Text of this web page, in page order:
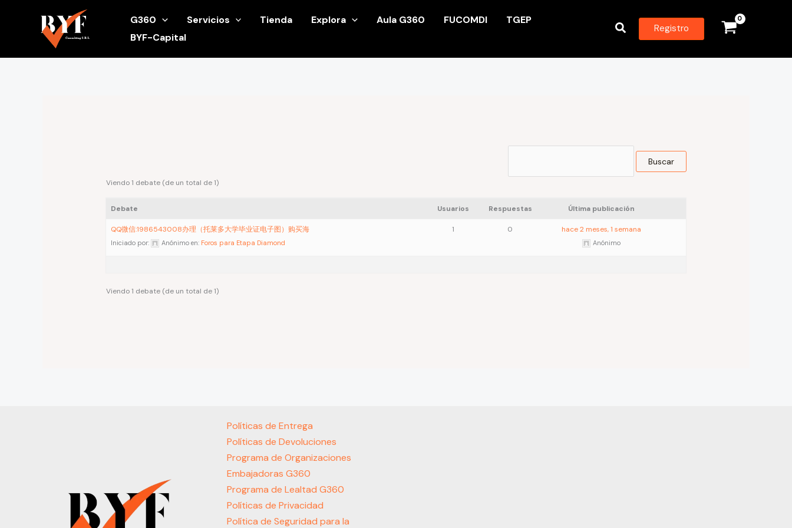
G360 Servicios Tienda Explora Aula G360 FUCOMDI
TGEP
BYF-Capital
Buscar Registro
Viendo 1 debate (de un total de 1)
Debate Usuarios Respuestas Última publicación
QQ微信:1986543008办理（托莱多大学毕业证电子图）购买海
Iniciado por: Anónimo en: Foros para Etapa Diamond
1 0 hace 2 meses, 1 semana
Anónimo
Viendo 1 debate (de un total de 1)
Políticas de Entrega
Políticas de Devoluciones
Programa de Organizaciones
Embajadoras G360
Programa de Lealtad G360
Políticas de Privacidad
Política de Seguridad para la